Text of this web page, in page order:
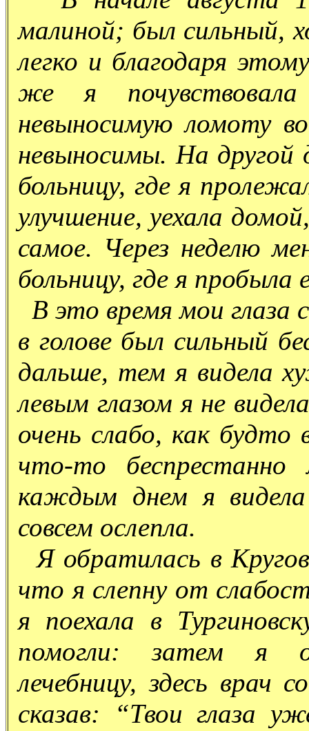
малиной; был сильный,
легко и благодаря
же я
невыносимую ломоту
невыносимы. На другой
больницу, где я
улучшение, уехала
самое. Через неделю
больницу, где я пробыла
В это время мои глаза
в голове был сильный
дальше, тем я видела
левым глазом я не
очень слабо, как
что-то
каждым днем я
совсем ослепла.
Я обратилась в
что я слепну от
я поехала в
помогли: затем я
лечебницу, здесь врач
сказав: “Твои глаза